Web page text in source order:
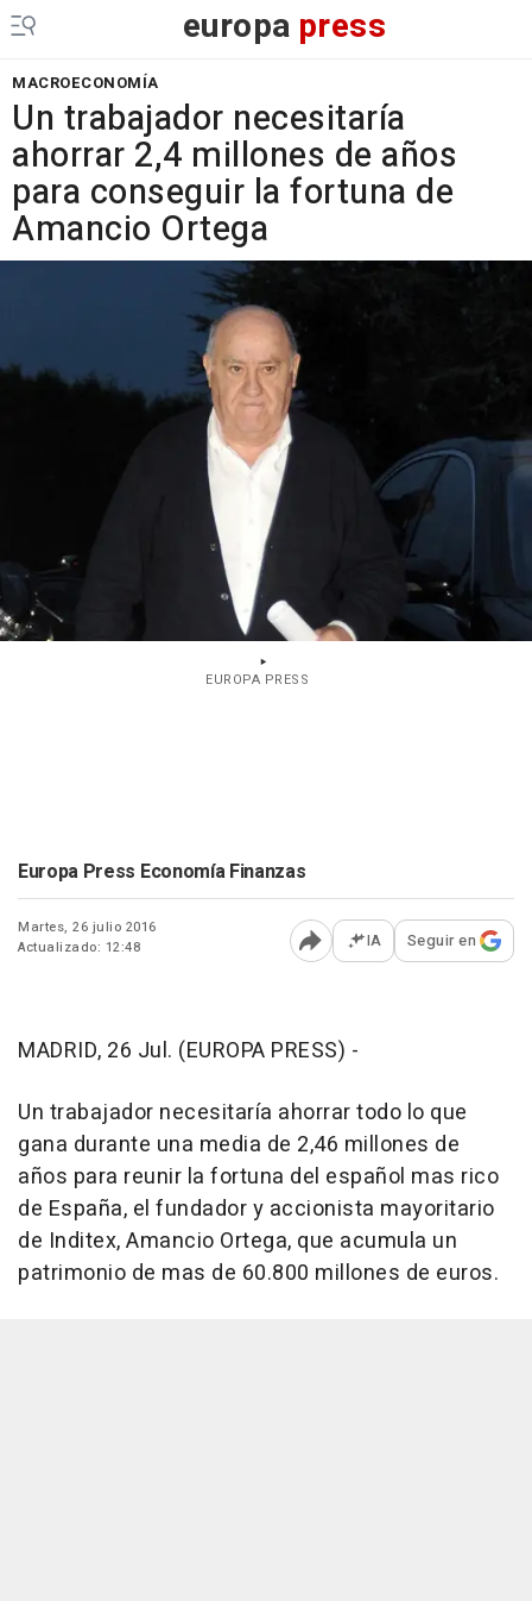
europa press
MACROECONOMÍA
Un trabajador necesitaría
ahorrar 2,4 millones de años
para conseguir la fortuna de
Amancio Ortega
EUROPA PRESS
Europa Press Economía Finanzas
Martes, 26 julio 2016
Actualizado: 12:48
Abrir opciones para
IA Seguir en
MADRID, 26 Jul. (EUROPA PRESS) -
Un trabajador necesitaría ahorrar todo lo que
gana durante una media de 2,46 millones de
años para reunir la fortuna del español mas rico
de España, el fundador y accionista mayoritario
de Inditex, Amancio Ortega, que acumula un
patrimonio de mas de 60.800 millones de euros.